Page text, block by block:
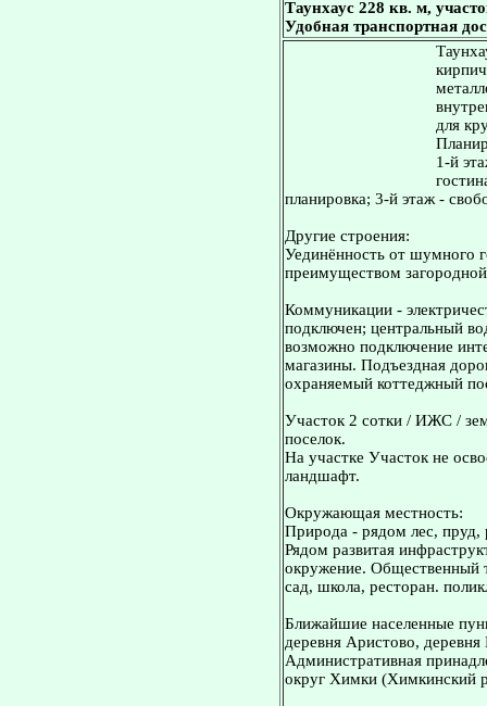
Таунхаус 228 кв. м,
Удобная транспортная
для
1-й
планировка; 3-й этаж -
Другие строения:
Уединённость от шумного
преимуществом
Коммуникации -
подключен; центральный
возможно подключение
магазины. Подъездная
охраняемый коттеджный
Участок 2 сотки / ИЖС /
поселок.
На участке Участок не
ландшафт.
Окружающая местность:
Природа - рядом лес, пруд,
Рядом развитая
окружение. Общественный
сад, школа, ресторан.
Ближайшие населенные
деревня Аристово,
Административная
округ Химки (Химкинский